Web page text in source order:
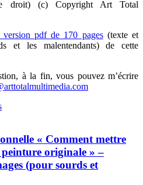
droit) (c) Copyright Art Total
version pdf de 170 pages(texte et
et les malentendants) de cette
à la fin, vous pouvez m’écrire
« Comment mettre
originale » –
(pour sourds et